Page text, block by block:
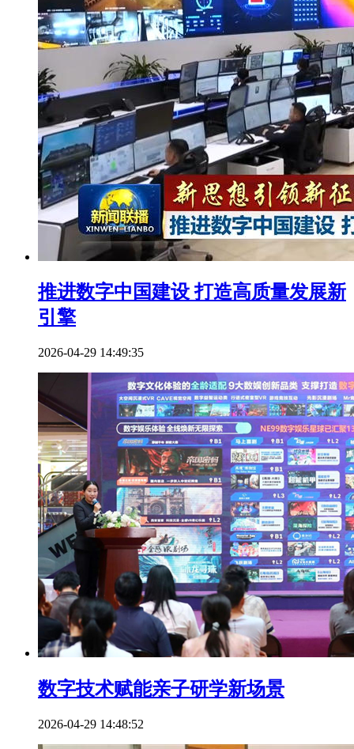
推进数字中国建设 打造高质量发展新
引擎
2026-04-29 14:49:35
数字技术赋能亲子研学新场景
2026-04-29 14:48:52